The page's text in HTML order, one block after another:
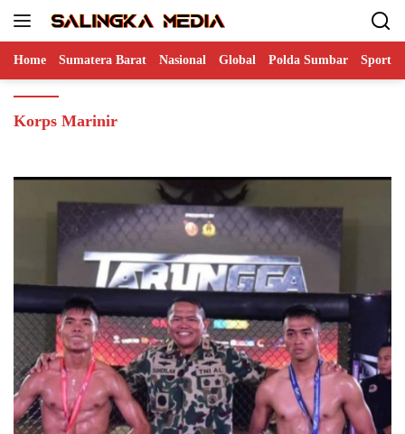
Home Sumatera Barat Nasional Global Polda Sumbar Sports
Korps Marinir